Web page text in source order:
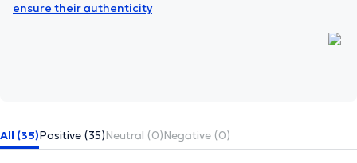
ensure their authenticity
All (35)Positive (35)Neutral (0)Negative (0)